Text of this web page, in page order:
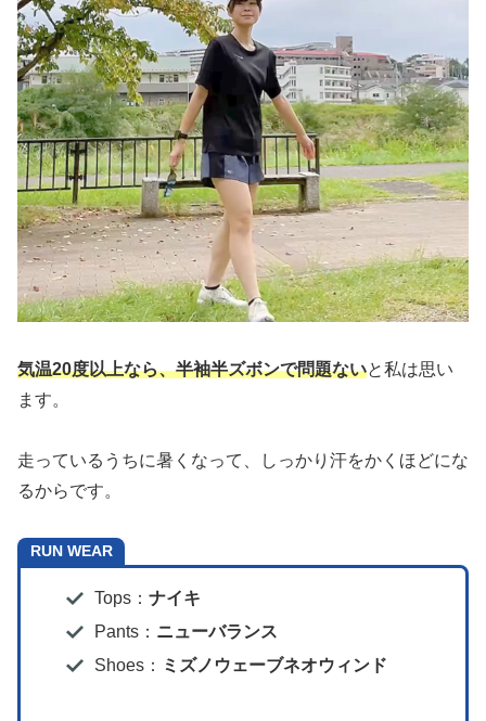
気温20度以上なら、半袖半ズボンで問題ないと私は思い
ます。
走っているうちに暑くなって、しっかり汗をかくほどにな
るからです。
RUN WEAR
Tops： ナイキ
Pants： ニューバランス
Shoes： ミズノウェーブネオウィンド